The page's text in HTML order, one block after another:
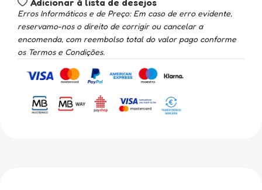
Erros Informáticos e de Preço: Em caso de erro evidente,
reservamo-nos o direito de corrigir ou cancelar a
encomenda, com reembolso total do valor pago conforme
os Termos e Condições.